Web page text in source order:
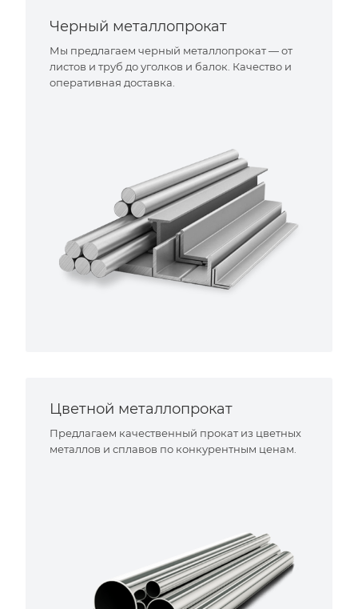
Черный металлопрокат
Мы предлагаем черный металлопрокат — от
листов и труб до уголков и балок. Качество и
оперативная доставка.
Цветной металлопрокат
Предлагаем качественный прокат из цветных
металлов и сплавов по конкурентным ценам.